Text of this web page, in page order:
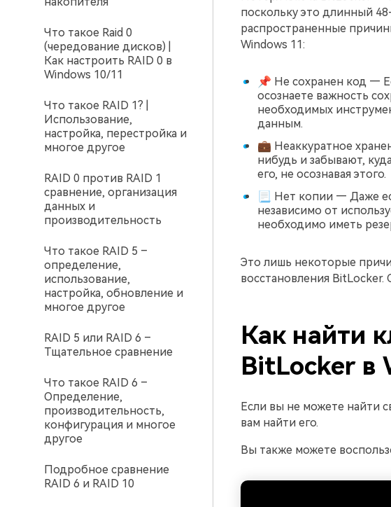
Что такое Raid 0
(чередование дисков) |
Как настроить RAID 0 в
Windows 10/11
Что такое RAID 1? |
Использование,
настройка, перестройка и
многое другое
RAID 0 против RAID 1
сравнение, организация
данных и
производительность
Что такое RAID 5 –
определение,
использование,
настройка, обновление и
многое другое
RAID 5 или RAID 6 –
Тщательное сравнение
Что такое RAID 6 –
Определение,
производительность,
конфигурация и многое
другое
Подробное сравнение
RAID 6 и RAID 10
поскольку это длинный
распространенные
Windows 11:
📌 Не сохранен код —
осознаете важность
необходимых
данным.
💼 Неаккуратное
нибудь и забывают,
его, не осознавая этого.
📃 Нет копии — Даже
независимо от
необходимо иметь
Это лишь некоторые
восстановления BitLocker.
Как найти
BitLocker в
Если вы не можете найти
вам найти его.
Вы также можете